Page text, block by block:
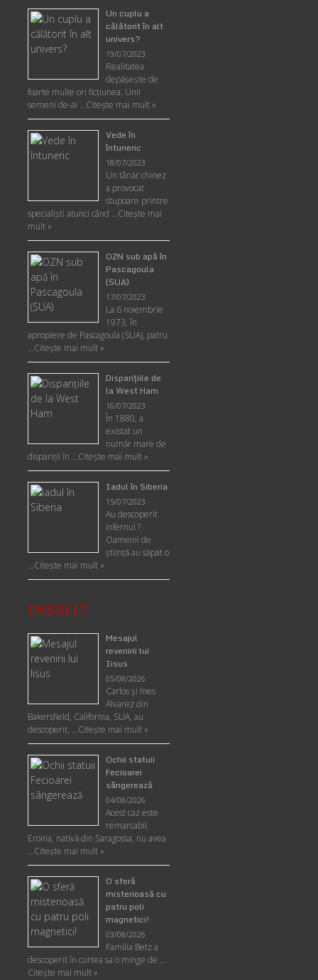
Un cuplu a
călătorit în alt
univers?
19/07/2023
Realitatea
depăşeşte de
foarte multe ori ficţiunea. Unii
semeni de-ai …Citește mai mult »
Vede în
întuneric
18/07/2023
Un tânăr chinez
a provocat
stupoare printre
specialişti atunci când …Citește mai
mult »
OZN sub apă în
Pascagoula
(SUA)
17/07/2023
La 6 noiembrie
1973, în
apropiere de Pascagoula (SUA), patru
…Citește mai mult »
Disparițiile de
la West Ham
16/07/2023
În 1880, a
existat un
număr mare de
dispariții în …Citește mai mult »
Iadul în Siberia
15/07/2023
Au descoperit
Infernul ?
Oamenii de
ştiinţă au săpat o
…Citește mai mult »
INSOLIT
Mesajul
revenirii lui
Iisus
05/08/2026
Carlos şi Ines
Alvarez din
Bakersfield, California, SUA, au
descoperit, …Citeşte mai mult »
Ochii statuii
Fecioarei
sângerează
04/08/2026
Acest caz este
remarcabil.
Eroina, nativă din Saragossa, nu avea
…Citeşte mai mult »
O sferă
misterioasă cu
patru poli
magnetici!
03/08/2026
Familia Betz a
descoperit în curtea sa o minge de …
Citeşte mai mult »